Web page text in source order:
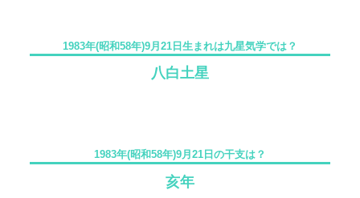
1983年(昭和58年)9月21日生まれは九星気学では？
八白土星
1983年(昭和58年)9月21日の干支は？
亥年